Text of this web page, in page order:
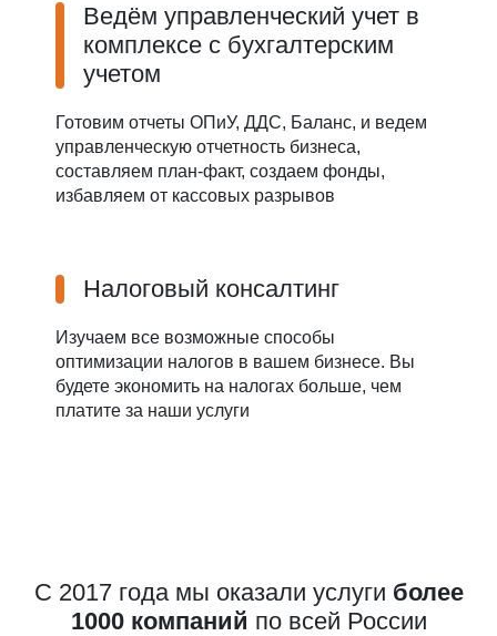
Ведём управленческий учет в
комплексе с бухгалтерским
учетом
Готовим отчеты ОПиУ, ДДС, Баланс, и ведем
управленческую отчетность бизнеса,
составляем план-факт, создаем фонды,
избавляем от кассовых разрывов
Налоговый консалтинг
Изучаем все возможные способы
оптимизации налогов в вашем бизнесе. Вы
будете экономить на налогах больше, чем
платите за наши услуги
С 2017 года мы оказали услуги более
1000 компаний по всей России